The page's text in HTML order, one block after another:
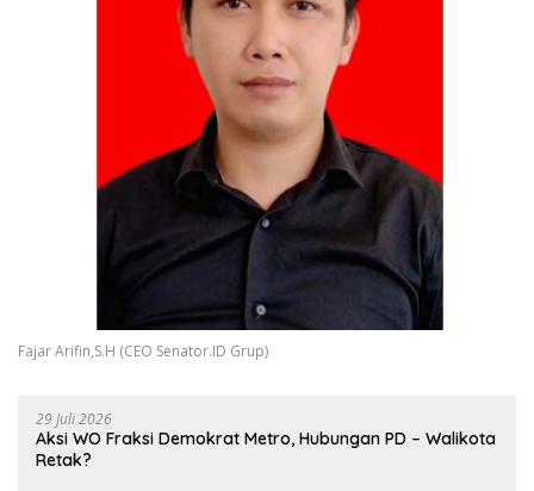
Fajar Arifin,S.H (CEO Senator.ID Grup)
29 Juli 2026
Aksi WO Fraksi Demokrat Metro, Hubungan PD – Walikota
Retak?